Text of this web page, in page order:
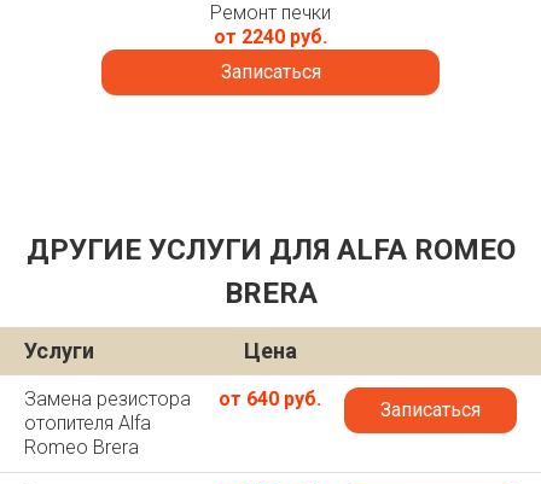
Ремонт печки
от 2240 руб.
Записаться
ДРУГИЕ УСЛУГИ ДЛЯ ALFA ROMEO
BRERA
Услуги Цена
Замена резистора
отопителя Alfa
Romeo Brera
от 640 руб. Записаться